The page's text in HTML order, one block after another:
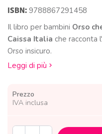
ISBN: 9788867291458
Il libro per bambini Orso
Caissa Italia che racconta
Orso insicuro.
Leggi di più
Prezzo
IVA inclusa